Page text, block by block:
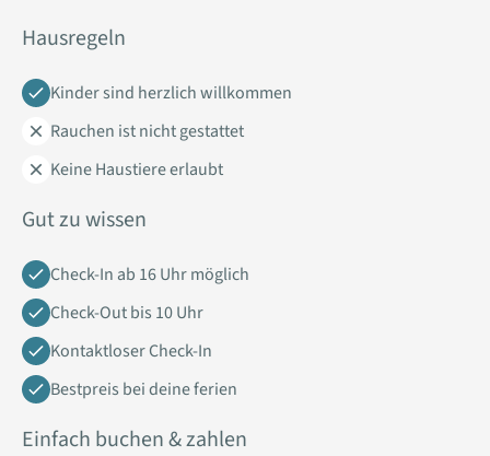
Hausregeln
Kinder sind herzlich willkommen
Rauchen ist nicht gestattet
Keine Haustiere erlaubt
Gut zu wissen
Check-In ab 16 Uhr möglich
Check-Out bis 10 Uhr
Kontaktloser Check-In
Bestpreis bei deine ferien
Einfach buchen & zahlen